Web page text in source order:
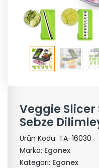
Veggie Slicer
Sebze
Ürün Kodu: TA-16030
Marka: Egonex
Kategori: Egonex